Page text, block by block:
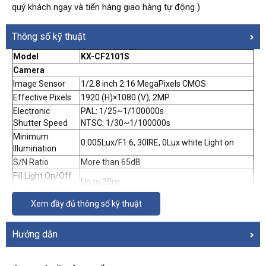
quý khách ngay và tiến hàng giao hàng tự động )
Thông số kỹ thuật
Model
KX-CF2101S
Camera
Image Sensor
1/2.8 inch 2.16 MegaPixels CMOS
Effective Pixels
1920 (H)×1080 (V), 2MP
Electronic
Shutter Speed
PAL: 1/25~1/100000s
NTSC: 1/30~1/100000s
Minimum
Illumination
0.005Lux/F1.6, 30IRE, 0Lux white Light on
S/N Ratio
More than 65dB
Fill Light On/Off
Up to 20m
IR On/Off Control Auto / Manual
Fill Light Number
1
Pan/Tilt/Rotation
Range
Xem đầy đủ thông số kỹ thuật
Hướng dẫn